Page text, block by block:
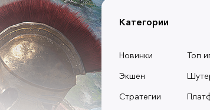
Категории
Новинки
Топ
Экшен
Стратегии